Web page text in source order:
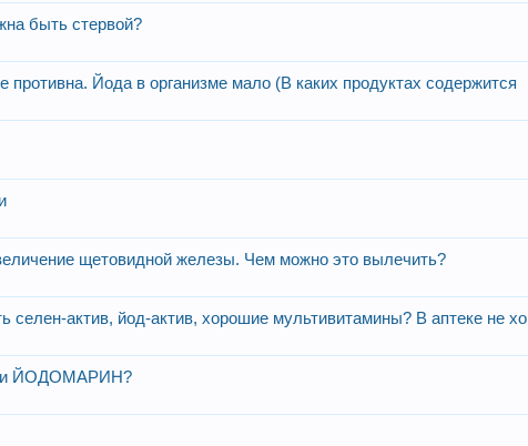
быть стервой?
Йода в организме мало (В каких продуктах содержится
щетовидной железы. Чем можно это вылечить?
селен-актив, йод-актив, хорошие мультивитамины? В аптеке не хо
ЙОДОМАРИН?